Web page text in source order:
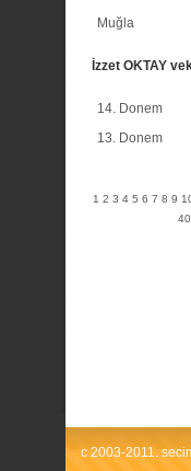
Muğla
İzzet OKTAY
14. Donem
13. Donem
1 2 3 4 5 6 7 8 9
40
c 2003-2011.